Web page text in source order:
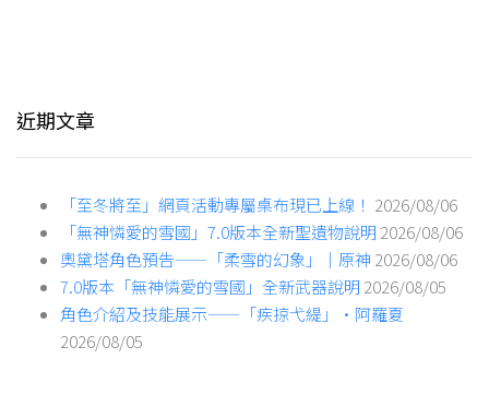
近期文章
「至冬將至」網頁活動專屬桌布現已上線！ 2026/08/06
「無神憐愛的雪國」7.0版本全新聖遺物說明 2026/08/06
奧黛塔角色預告——「柔雪的幻象」｜原神 2026/08/06
7.0版本「無神憐愛的雪國」全新武器說明 2026/08/05
角色介紹及技能展示——「疾掠弋緹」·阿羅夏
2026/08/05